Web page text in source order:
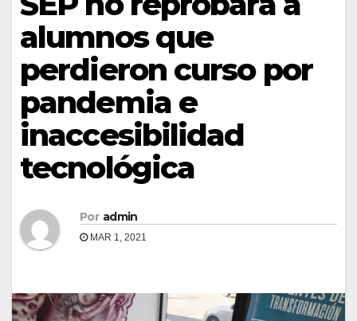
alumnos que
perdieron curso por
pandemia e
inaccesibilidad
tecnológica
Por admin
MAR 1, 2021